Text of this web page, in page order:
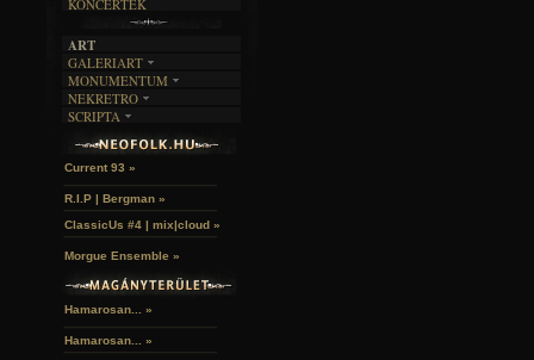
KONCERTEK
ART
GALERIART
ARTGALERI
KÉPREGÉNYEK
LAKÁSKULTS
MONUMENTUM
TEMETŐK
TEMPLOMOK
VÁRAK
HELYEK
NEKRETRO
SZUBKULT
FEKETE LYUK
RELIKVIÁK
SCRIPTA
NOVELLÁK
Current 93 »
R.I.P | Bergman »
ClassicUs #4 | mix|cloud »
Morgue Ensemble »
Hamarosan... »
Hamarosan... »